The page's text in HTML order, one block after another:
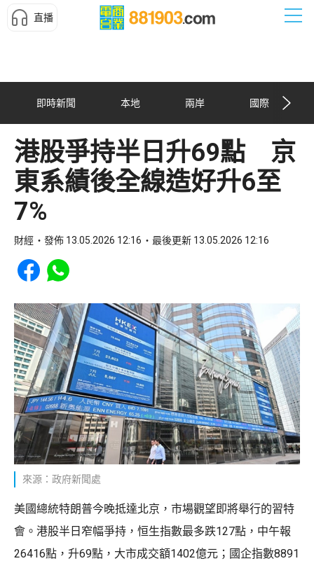
直播
即時新聞 本地 兩岸 國際
港股爭持半日升69點 京
東系績後全線造好升6至
7%
財經 發佈 13.05.2026 12:16 最後更新 13.05.2026 12:16
Share to Facebook
Share to WhatsApp
來源：政府新聞處
美國總統特朗普今晚抵達北京，市場觀望即將舉行的習特
會。港股半日窄幅爭持，恒生指數最多跌127點，中午報
26416點，升69點，大市成交額1402億元；國企指數8891